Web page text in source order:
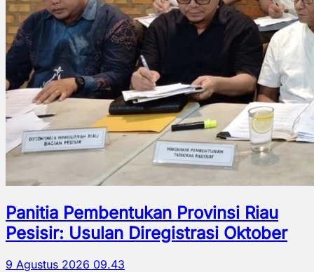
Panitia Pembentukan Provinsi Riau
Pesisir: Usulan Diregistrasi Oktober
9 Agustus 2026 09.43